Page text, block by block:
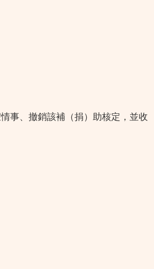
事、撤銷該補（捐）助核定，並收